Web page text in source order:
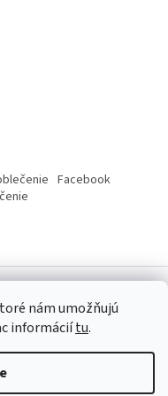
nám umožňujú
informáciítu.
Facebook
práva vyhradené.